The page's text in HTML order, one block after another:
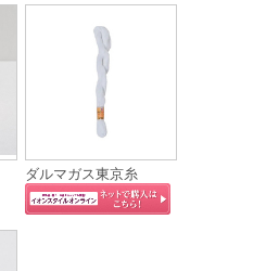
ダルマガス東京糸